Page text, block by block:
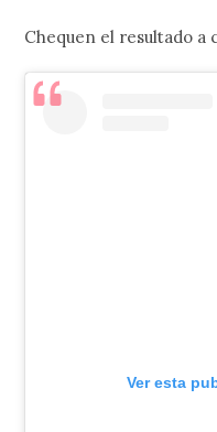
Chequen el resultado a
Ver esta